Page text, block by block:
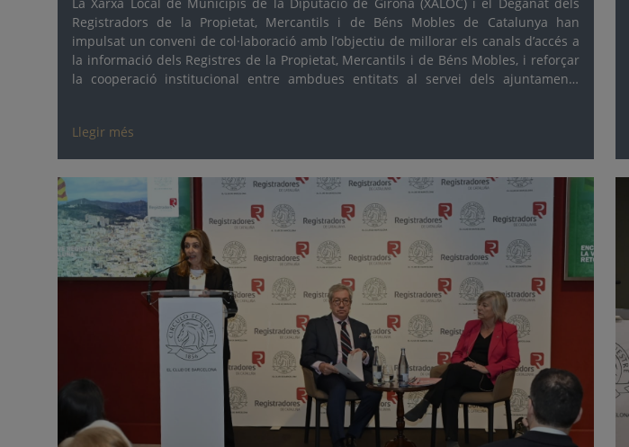
Registradors de la Propietat, Mercantils i de Béns Mobles de Catalunya han
impulsat un conveni de col·laboració amb l’objectiu de millorar els canals d’accés a
la informació dels Registres de la Propietat, Mercantils i de Béns Mobles, i reforçar
la cooperació institucional entre ambdues entitats al servei dels ajuntaments
Llegir més